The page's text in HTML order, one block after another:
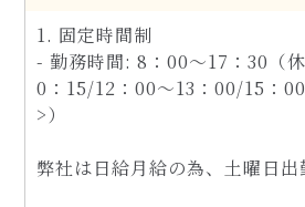
1. 固定時間制
- 勤務時間: 8：00～17：30（
0：15/12：00～13：00/15：
>）
弊社は日給月給の為、土曜日出